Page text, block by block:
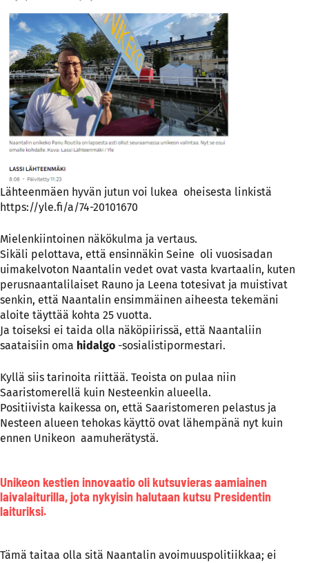
Lähteenmäen hyvän jutun voi lukea oheisesta linkistä
https://yle.fi/a/74-20101670
Mielenkiintoinen näkökulma ja vertaus.
Sikäli pelottava, että ensinnäkin Seine oli vuosisadan
uimakelvoton Naantalin vedet ovat vasta kvartaalin, kuten
perusnaantalilaiset Rauno ja Leena totesivat ja muistivat
senkin, että Naantalin ensimmäinen aiheesta tekemäni
aloite täyttää kohta 25 vuotta.
Ja toiseksi ei taida olla näköpiirissä, että Naantaliin
saataisiin oma hidalgo -sosialistipormestari.
Kyllä siis tarinoita riittää. Teoista on pulaa niin
Saaristomerellä kuin Nesteenkin alueella.
Positiivista kaikessa on, että Saaristomeren pelastus ja
Nesteen alueen tehokas käyttö ovat lähempänä nyt kuin
ennen Unikeon aamuherätystä.
Unikeon kestien innovaatio oli kutsuvieras aamiainen
laivalaiturilla, jota nykyisin halutaan kutsu Presidentin
laituriksi.
Tämä taitaa olla sitä Naantalin avoimuuspolitiikkaa; ei